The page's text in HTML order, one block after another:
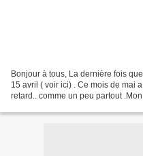
Bonjour à tous, La dernière fois
15 avril ( voir ici) . Ce mois de mai
retard.. comme un peu partout